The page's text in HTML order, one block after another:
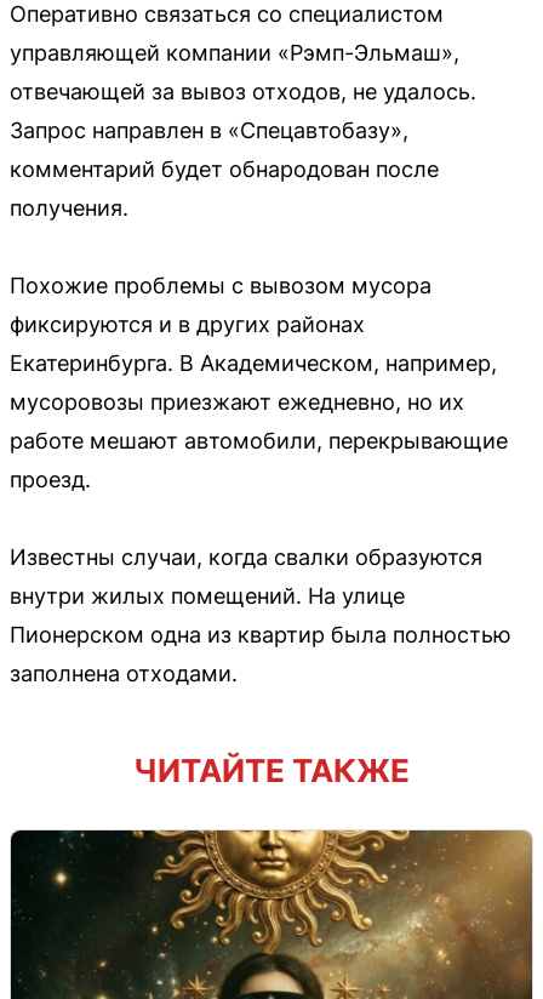
Оперативно связаться со специалистом
управляющей компании «Рэмп-Эльмаш»,
отвечающей за вывоз отходов, не удалось.
Запрос направлен в «Спецавтобазу»,
комментарий будет обнародован после
получения.
Похожие проблемы с вывозом мусора
фиксируются и в других районах
Екатеринбурга. В Академическом, например,
мусоровозы приезжают ежедневно, но их
работе мешают автомобили, перекрывающие
проезд.
Известны случаи, когда свалки образуются
внутри жилых помещений. На улице
Пионерском одна из квартир была полностью
заполнена отходами.
ЧИТАЙТЕ ТАКЖЕ